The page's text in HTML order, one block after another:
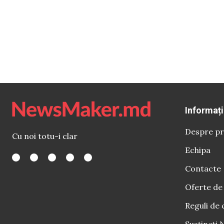
Cu noi totu-i clar
Despre
Echipa
Contacte
Oferte
Reguli de